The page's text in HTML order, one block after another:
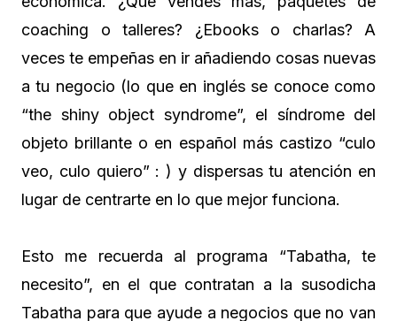
coaching o talleres? ¿Ebooks o charlas? A
veces te empeñas en ir añadiendo cosas nuevas
a tu negocio (lo que en inglés se conoce como
“the shiny object syndrome”, el síndrome del
objeto brillante o en español más castizo “culo
veo, culo quiero” : ) y dispersas tu atención en
lugar de centrarte en lo que mejor funciona.
Esto me recuerda al programa “Tabatha, te
necesito”, en el que contratan a la susodicha
Tabatha para que ayude a negocios que no van